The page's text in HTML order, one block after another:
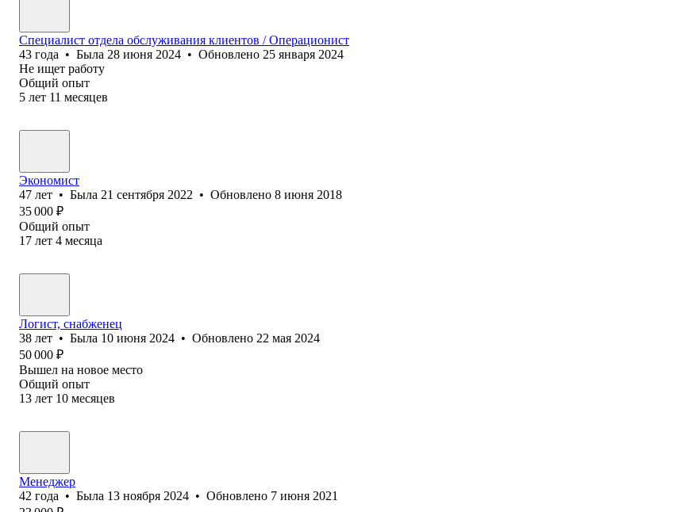
Специалист отдела обслуживания клиентов / Операционист
43 года • Была 28 июня 2024 • Обновлено 25 января 2024
Не ищет работу
Общий опыт
5 лет 11 месяцев
Экономист
47 лет • Была 21 сентября 2022 • Обновлено 8 июня 2018
35 000 ₽
Общий опыт
17 лет 4 месяца
Логист, снабженец
38 лет • Была 10 июня 2024 • Обновлено 22 мая 2024
50 000 ₽
Вышел на новое место
Общий опыт
13 лет 10 месяцев
Менеджер
42 года • Была 13 ноября 2024 • Обновлено 7 июня 2021